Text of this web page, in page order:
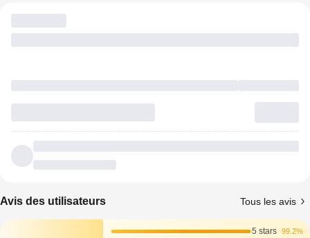
Avis des utilisateurs Tous les avis
5 stars 99.2%